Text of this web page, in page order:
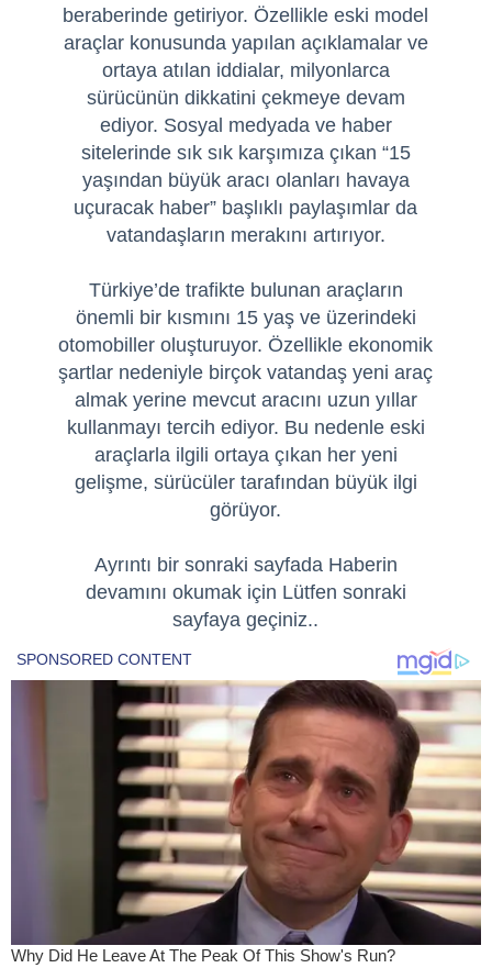
beraberinde getiriyor. Özellikle eski model
araçlar konusunda yapılan açıklamalar ve
ortaya atılan iddialar, milyonlarca
sürücünün dikkatini çekmeye devam
ediyor. Sosyal medyada ve haber
sitelerinde sık sık karşımıza çıkan “15
yaşından büyük aracı olanları havaya
uçuracak haber” başlıklı paylaşımlar da
vatandaşların merakını artırıyor.
Türkiye’de trafikte bulunan araçların
önemli bir kısmını 15 yaş ve üzerindeki
otomobiller oluşturuyor. Özellikle ekonomik
şartlar nedeniyle birçok vatandaş yeni araç
almak yerine mevcut aracını uzun yıllar
kullanmayı tercih ediyor. Bu nedenle eski
araçlarla ilgili ortaya çıkan her yeni
gelişme, sürücüler tarafından büyük ilgi
görüyor.
Ayrıntı bir sonraki sayfada Haberin
devamını okumak için Lütfen sonraki
sayfaya geçiniz..